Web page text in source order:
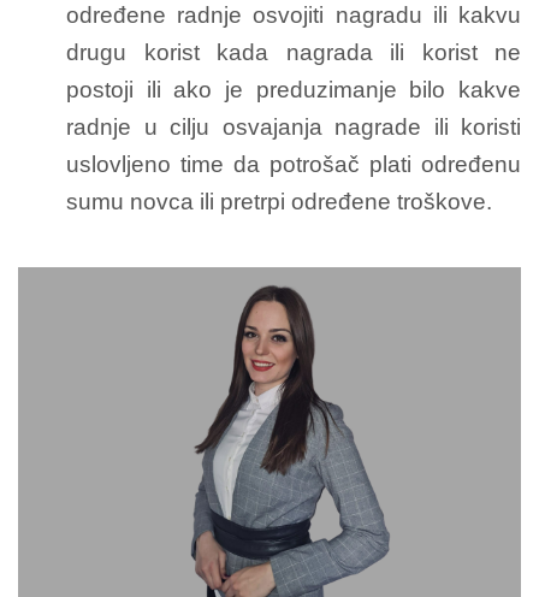
određene radnje osvojiti nagradu ili kakvu
drugu korist kada nagrada ili korist ne
postoji ili ako je preduzimanje bilo kakve
radnje u cilju osvajanja nagrade ili koristi
uslovljeno time da potrošač plati određenu
sumu novca ili pretrpi određene troškove.